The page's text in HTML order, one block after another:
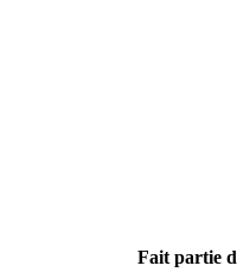
Fait partie